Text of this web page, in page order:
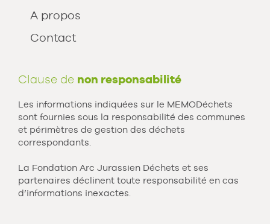
A propos
Contact
Clause de non responsabilité
Les informations indiquées sur le MEMODéchets
sont fournies sous la responsabilité des communes
et périmètres de gestion des déchets
correspondants.
La Fondation Arc Jurassien Déchets et ses
partenaires déclinent toute responsabilité en cas
d’informations inexactes.